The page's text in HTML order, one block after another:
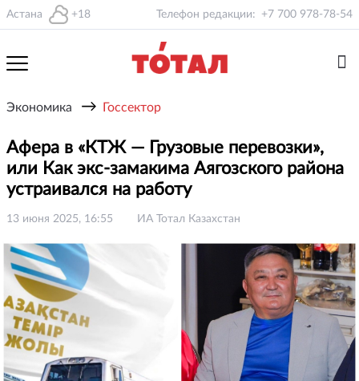
Астана +18 Телефон редакции: +7 700 978-78-54
Экономика → Госсектор
Афера в «КТЖ — Грузовые перевозки»,
или Как экс-замакима Аягозского района
устраивался на работу
13 июня 2025, 16:55 ИА Тотал Казахстан